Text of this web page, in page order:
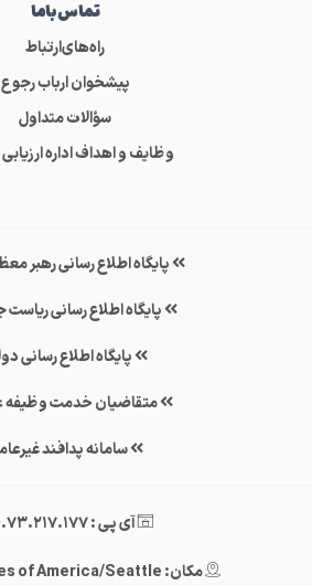
تماس‌باما
راه‌های‌ارتباط
پیشخوان ارباب رجوع
سؤالات متداول
وظایف و اهداف اداره
پایگاه اطلاع رسانی رهبر
پایگاه اطلاع رسانی
پایگاه اطلاع رسانی
متقاضیان خدمت وظیفه
سامانه پدافند
آی پی : 216.73.217.177
مکان: United States of America/Seattle